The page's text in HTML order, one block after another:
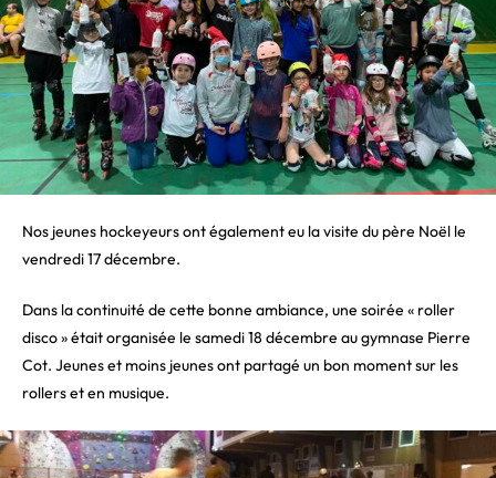
Nos jeunes hockeyeurs ont également eu la visite du père Noël le
vendredi 17 décembre.
Dans la continuité de cette bonne ambiance, une soirée « roller
disco » était organisée le samedi 18 décembre au gymnase Pierre
Cot. Jeunes et moins jeunes ont partagé un bon moment sur les
rollers et en musique.